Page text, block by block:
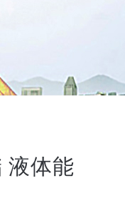
液体能